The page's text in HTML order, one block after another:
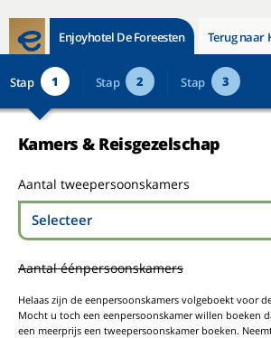
Enjoyhotel De Foreesten Terug naar
Stap 1 Stap 2 Stap 3
Kamers & Reisgezelschap
Aantal tweepersoonskamers
Selecteer
Aantal éénpersoonskamers
Helaas zijn de eenpersoonskamers volgeboekt voor
Mocht u toch een eenpersoonskamer willen boeken
een meerprijs een tweepersoonskamer boeken.